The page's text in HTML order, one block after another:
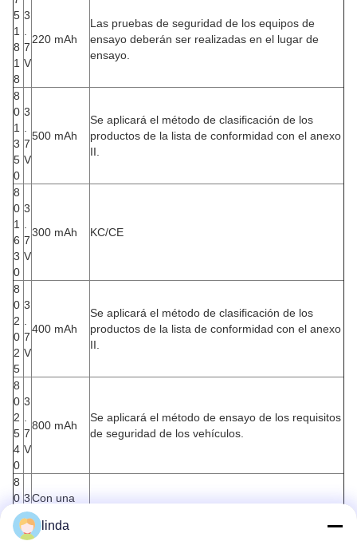
5
1
8
1
8
3
.
7
V
220 mAh
Las pruebas de seguridad de los equipos de
ensayo deberán ser realizadas en el lugar de
ensayo.
8
0
1
3
5
0
3
.
7
V
500 mAh
Se aplicará el método de clasificación de los
productos de la lista de conformidad con el anexo
II.
8
0
1
6
3
0
3
.
7
V
300 mAh KC/CE
8
0
2
0
2
5
3
.
7
V
400 mAh
Se aplicará el método de clasificación de los
productos de la lista de conformidad con el anexo
II.
8
0
2
5
4
0
3
.
7
V
800 mAh
Se aplicará el método de ensayo de los requisitos
de seguridad de los vehículos.
8
0
3
0
3
.
7
Con una
potencia
de 1000
linda